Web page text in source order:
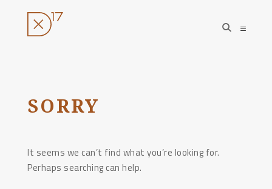
tartalomhoz
open
search
open
SORRY
It seems we can’t find what you’re looking for.
Perhaps searching can help.